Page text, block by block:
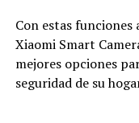
Con estas funciones
Xiaomi Smart
mejores opciones
seguridad de su